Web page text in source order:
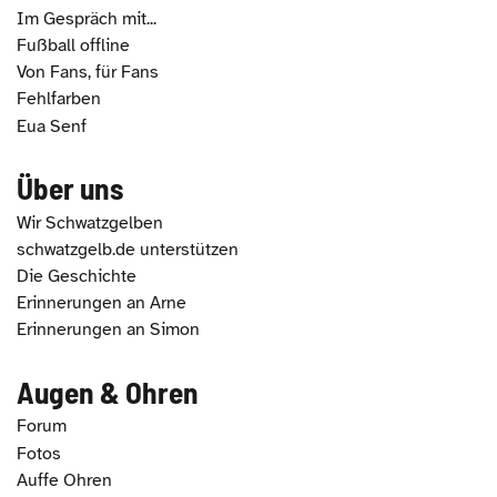
Im Gespräch mit...
Fußball offline
Von Fans, für Fans
Fehlfarben
Eua Senf
Über uns
Wir Schwatzgelben
schwatzgelb.de unterstützen
Die Geschichte
Erinnerungen an Arne
Erinnerungen an Simon
Augen & Ohren
Forum
Fotos
Auffe Ohren